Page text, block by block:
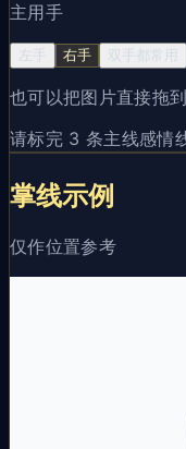
主用手
左手 右手 双手都常用
也可以把图片直接拖
请标完 3 条主线感情
掌线示例
仅作位置参考